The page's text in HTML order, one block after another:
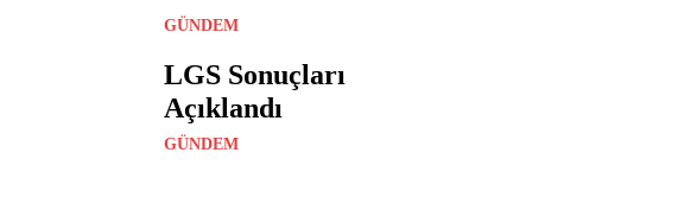
GÜNDEM
LGS Sonuçları
Açıklandı
GÜNDEM